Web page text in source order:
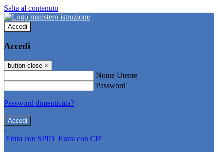
Salta al contenuto
Accedi
Accedi
button close ×
Nome Utente
Password
Password dimenticata?
-
Entra con SPID Entra con CIE